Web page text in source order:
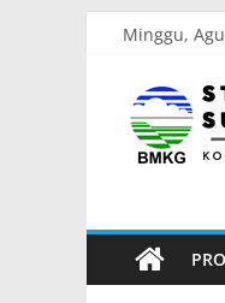
content
Minggu,